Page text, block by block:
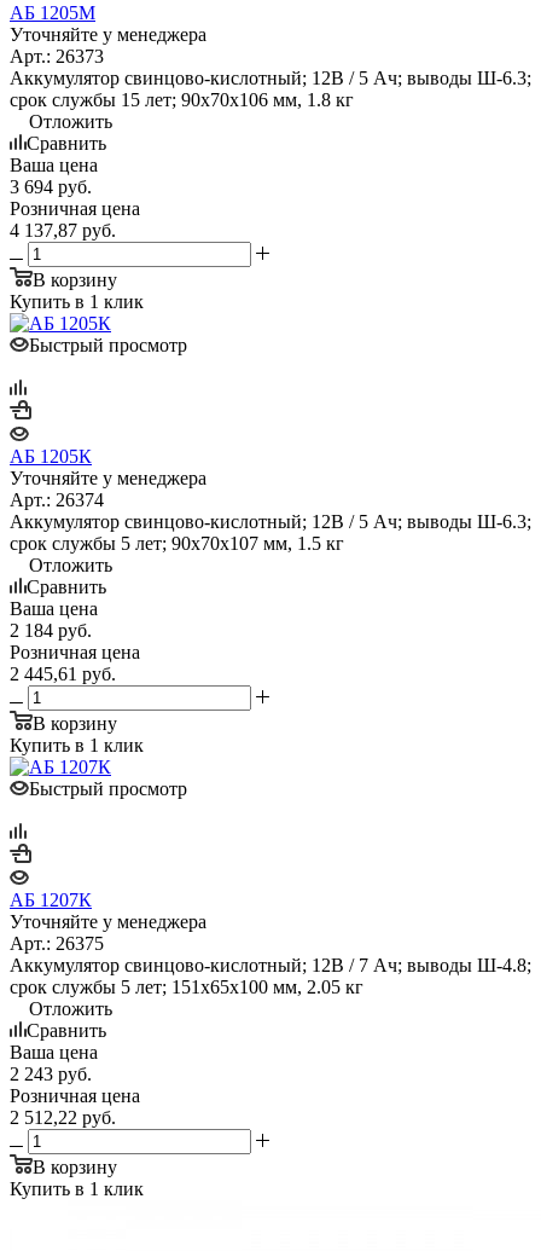
АБ 1205М
Уточняйте у менеджера
Арт.: 26373
Аккумулятор свинцово-кислотный; 12В / 5 Ач; выводы Ш-6.3;
срок службы 15 лет; 90х70х106 мм, 1.8 кг
Отложить
Сравнить
Ваша цена
3 694 руб.
Розничная цена
4 137,87 руб.
В корзину
Купить в 1 клик
Быстрый просмотр
АБ 1205К
Уточняйте у менеджера
Арт.: 26374
Аккумулятор свинцово-кислотный; 12В / 5 Ач; выводы Ш-6.3;
срок службы 5 лет; 90х70х107 мм, 1.5 кг
Отложить
Сравнить
Ваша цена
2 184 руб.
Розничная цена
2 445,61 руб.
В корзину
Купить в 1 клик
Быстрый просмотр
АБ 1207К
Уточняйте у менеджера
Арт.: 26375
Аккумулятор свинцово-кислотный; 12В / 7 Ач; выводы Ш-4.8;
срок службы 5 лет; 151х65х100 мм, 2.05 кг
Отложить
Сравнить
Ваша цена
2 243 руб.
Розничная цена
2 512,22 руб.
В корзину
Купить в 1 клик